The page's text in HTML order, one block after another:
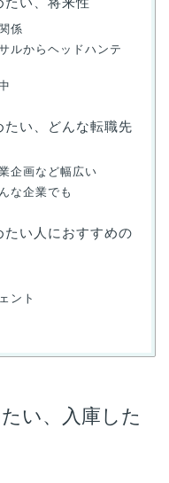
係
ルからヘッドハンテ
い、どんな転職先
企画など幅広い
な企業でも
い人におすすめの
ント
い、入庫した